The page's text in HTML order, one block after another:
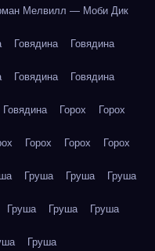
Мелвилл — Моби Дик
Говядина Говядина
Говядина Говядина
Говядина Горох Горох
Горох Горох Горох
Груша Груша Груша
Груша Груша Груша
Груша